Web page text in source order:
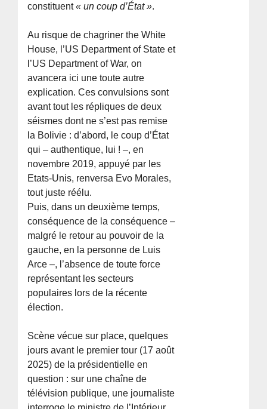
constituent« un coup d’État ».
Au risque de chagriner the White
House, l’US Department of State et
l’US Department of War, on
avancera ici une toute autre
explication. Ces convulsions sont
avant tout les répliques de deux
séismes dont ne s’est pas remise
la Bolivie : d’abord, le coup d’État
qui – authentique, lui ! –, en
novembre 2019, appuyé par les
Etats-Unis, renversa Evo Morales,
tout juste réélu.
Puis, dans un deuxième temps,
conséquence de la conséquence –
malgré le retour au pouvoir de la
gauche, en la personne de Luis
Arce –, l’absence de toute force
représentant les secteurs
populaires lors de la récente
élection.
Scène vécue sur place, quelques
jours avant le premier tour (17 août
2025) de la présidentielle en
question : sur une chaîne de
télévision publique, une journaliste